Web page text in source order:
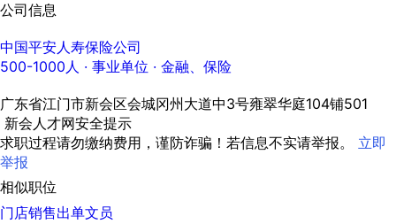
公司信息
中国平安人寿保险公司
500-1000人 · 事业单位 · 金融、保险
广东省江门市新会区会城冈州大道中3号雍翠华庭104铺501
新会人才网安全提示
求职过程请勿缴纳费用，谨防诈骗！若信息不实请举报。 立即
举报
相似职位
门店销售出单文员